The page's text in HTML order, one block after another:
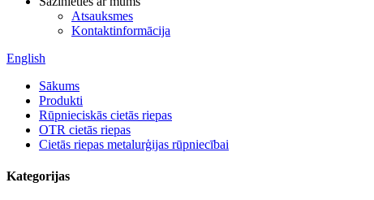
Atsauksmes
Kontaktinformācija
English
Sākums
Produkti
Rūpnieciskās cietās riepas
OTR cietās riepas
Cietās riepas metalurģijas rūpniecībai
Kategorijas